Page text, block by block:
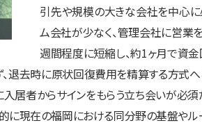
引先や規模の大きな会社を中心に
ム会社が少なく、管理会社に営業
週間程度に短縮し、約1ヶ月で資
、退去時に原状回復費用を精算する方
居者からサインをもらう立ち会いが必
に現在の福岡における同分野の基盤